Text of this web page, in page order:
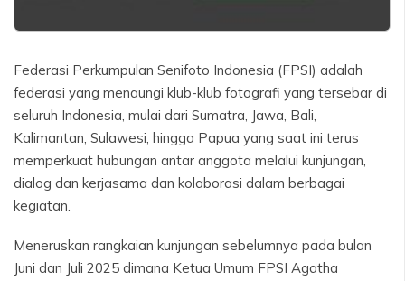
Federasi Perkumpulan Senifoto Indonesia (FPSI) adalah
federasi yang menaungi klub-klub fotografi yang tersebar di
seluruh Indonesia, mulai dari Sumatra, Jawa, Bali,
Kalimantan, Sulawesi, hingga Papua yang saat ini terus
memperkuat hubungan antar anggota melalui kunjungan,
dialog dan kerjasama dan kolaborasi dalam berbagai
kegiatan.
Meneruskan rangkaian kunjungan sebelumnya pada bulan
Juni dan Juli 2025 dimana Ketua Umum FPSI Agatha